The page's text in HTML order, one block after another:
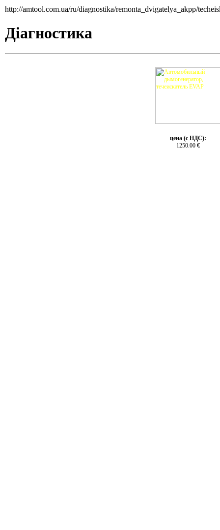
http://amtool.com.ua/ru/diagnostika/remonta_dvigatelya_akpp/
Діагностика
цена (с НДС):
1250.00 €